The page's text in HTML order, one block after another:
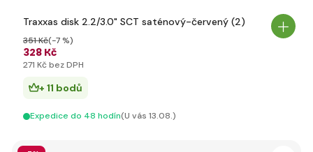
Traxxas disk 2.2/3.0" SCT saténový-červený (2)
328 Kč
351 Kč(-7 %)
271 Kč bez DPH
+ 11 bodů
Expedice do 48 hodín(U vás 13.08.)